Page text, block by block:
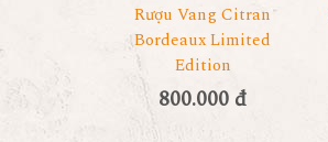
Rượu Vang Citran
Bordeaux Limited
Edition
800.000 đ